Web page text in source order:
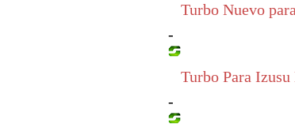
Turbo Nuevo
-
Turbo Para
-